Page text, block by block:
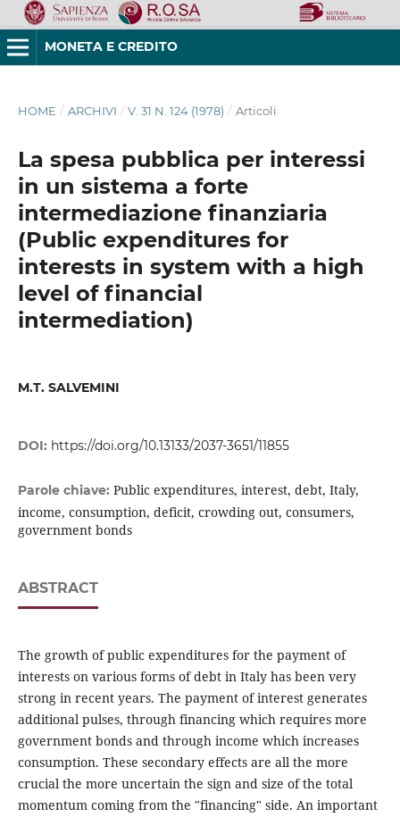
MONETA E CREDITO
HOME / ARCHIVI / V. 31 N. 124 (1978) / Articoli
La spesa pubblica per interessi
in un sistema a forte
intermediazione finanziaria
(Public expenditures for
interests in system with a high
level of financial
intermediation)
M.T. SALVEMINI
DOI: https://doi.org/10.13133/2037-3651/11855
Parole chiave: Public expenditures, interest, debt, Italy,
income, consumption, deficit, crowding out, consumers,
government bonds
ABSTRACT
The growth of public expenditures for the payment of
interests on various forms of debt in Italy has been very
strong in recent years. The payment of interest generates
additional pulses, through financing which requires more
government bonds and through income which increases
consumption. These secondary effects are all the more
crucial the more uncertain the sign and size of the total
momentum coming from the "financing" side. An important